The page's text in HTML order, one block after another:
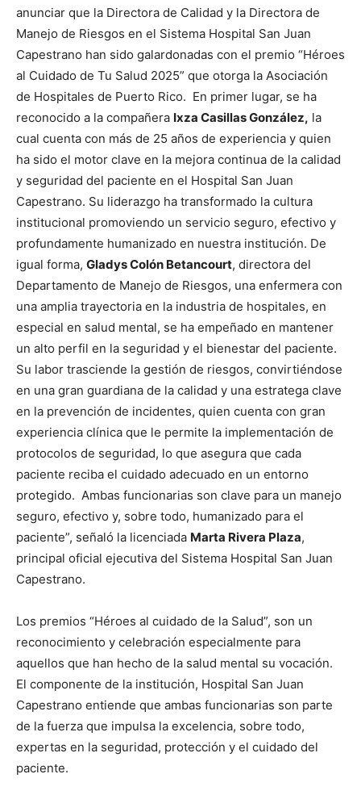
anunciar que la Directora de Calidad y la Directora de
Manejo de Riesgos en el Sistema Hospital San Juan
Capestrano han sido galardonadas con el premio “Héroes
al Cuidado de Tu Salud 2025” que otorga la Asociación
de Hospitales de Puerto Rico. En primer lugar, se ha
reconocido a la compañera Ixza Casillas González, la
cual cuenta con más de 25 años de experiencia y quien
ha sido el motor clave en la mejora continua de la calidad
y seguridad del paciente en el Hospital San Juan
Capestrano. Su liderazgo ha transformado la cultura
institucional promoviendo un servicio seguro, efectivo y
profundamente humanizado en nuestra institución. De
igual forma, Gladys Colón Betancourt, directora del
Departamento de Manejo de Riesgos, una enfermera con
una amplia trayectoria en la industria de hospitales, en
especial en salud mental, se ha empeñado en mantener
un alto perfil en la seguridad y el bienestar del paciente.
Su labor trasciende la gestión de riesgos, convirtiéndose
en una gran guardiana de la calidad y una estratega clave
en la prevención de incidentes, quien cuenta con gran
experiencia clínica que le permite la implementación de
protocolos de seguridad, lo que asegura que cada
paciente reciba el cuidado adecuado en un entorno
protegido. Ambas funcionarias son clave para un manejo
seguro, efectivo y, sobre todo, humanizado para el
paciente”, señaló la licenciada Marta Rivera Plaza,
principal oficial ejecutiva del Sistema Hospital San Juan
Capestrano.
Los premios “Héroes al cuidado de la Salud”, son un
reconocimiento y celebración especialmente para
aquellos que han hecho de la salud mental su vocación.
El componente de la institución, Hospital San Juan
Capestrano entiende que ambas funcionarias son parte
de la fuerza que impulsa la excelencia, sobre todo,
expertas en la seguridad, protección y el cuidado del
paciente.